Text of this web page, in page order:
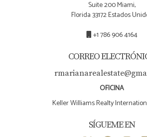
Suite 200 Miami,
Florida 33172 Estados
+1 786 906 4164
CORREO
OFICINA
Keller Williams Realty
SÍGUEME EN